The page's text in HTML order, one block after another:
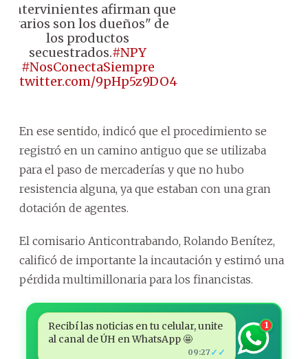
♦️ Intervinientes afirman que
"varios son los dueños" de
los productos
secuestrados.#NPY
#NosConectaSiempre
9pHp5z9DO4
En ese sentido, indicó que el procedimiento se
registró en un camino antiguo que se utilizaba
para el paso de mercaderías y que no hubo
resistencia alguna, ya que estaban con una gran
dotación de agentes.
El comisario Anticontrabando, Rolando Benítez,
calificó de importante la incautación y estimó una
pérdida multimillonaria para los financistas.
Recibí las noticias en tu celular, unite
al canal de ÚH en WhatsApp 🤩
09:27 ✓✓
1